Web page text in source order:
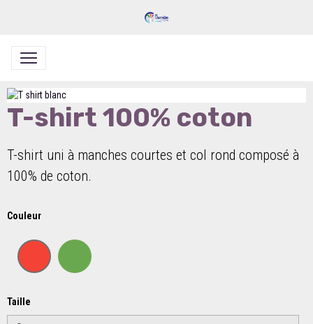
T-shirt 100% coton
T-shirt uni à manches courtes et col rond composé à
100% de coton.
Couleur
Taille